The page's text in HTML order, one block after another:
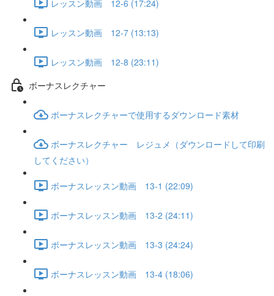
レッスン動画 12-6 (17:24)
レッスン動画 12-7 (13:13)
レッスン動画 12-8 (23:11)
ボーナスレクチャー
ボーナスレクチャーで使用するダウンロード素材
ボーナスレクチャー レジュメ（ダウンロードして印刷
してください）
ボーナスレッスン動画 13-1 (22:09)
ボーナスレッスン動画 13-2 (24:11)
ボーナスレッスン動画 13-3 (24:24)
ボーナスレッスン動画 13-4 (18:06)